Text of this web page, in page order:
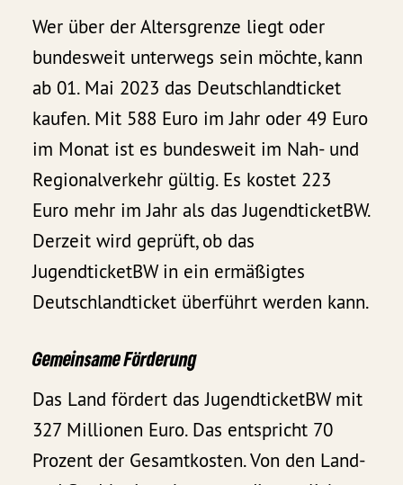
Wer über der Altersgrenze liegt oder
bundesweit unterwegs sein möchte, kann
ab 01. Mai 2023 das Deutschlandticket
kaufen. Mit 588 Euro im Jahr oder 49 Euro
im Monat ist es bundesweit im Nah- und
Regionalverkehr gültig. Es kostet 223
Euro mehr im Jahr als das JugendticketBW.
Derzeit wird geprüft, ob das
JugendticketBW in ein ermäßigtes
Deutschlandticket überführt werden kann.
Gemeinsame Förderung
Das Land fördert das JugendticketBW mit
327 Millionen Euro. Das entspricht 70
Prozent der Gesamtkosten. Von den Land-